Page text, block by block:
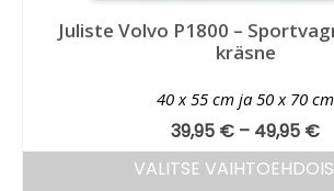
Juliste Volvo P1800 –
kräsne
40 x 55 cm ja 50 x 70 cm
39,95 € – 49,95 €
VALITSE